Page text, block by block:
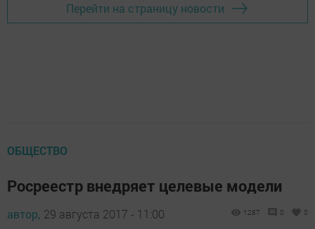
Перейти на страницу новости
ОБЩЕСТВО
Росреестр внедряет целевые модели
автор, 29 августа 2017 - 11:00 1287 0 0